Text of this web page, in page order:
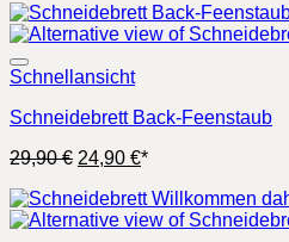
Schnellansicht
Schneidebrett Back-Feenstaub
29,90€ Ursprünglicher
war:
29,90 €
24,90 €Aktueller
ist:
24,90 €.
*